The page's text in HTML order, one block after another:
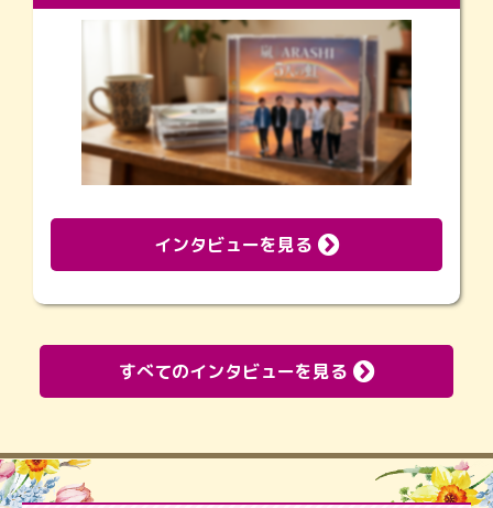
インタビューを見る
すべてのインタビューを見る